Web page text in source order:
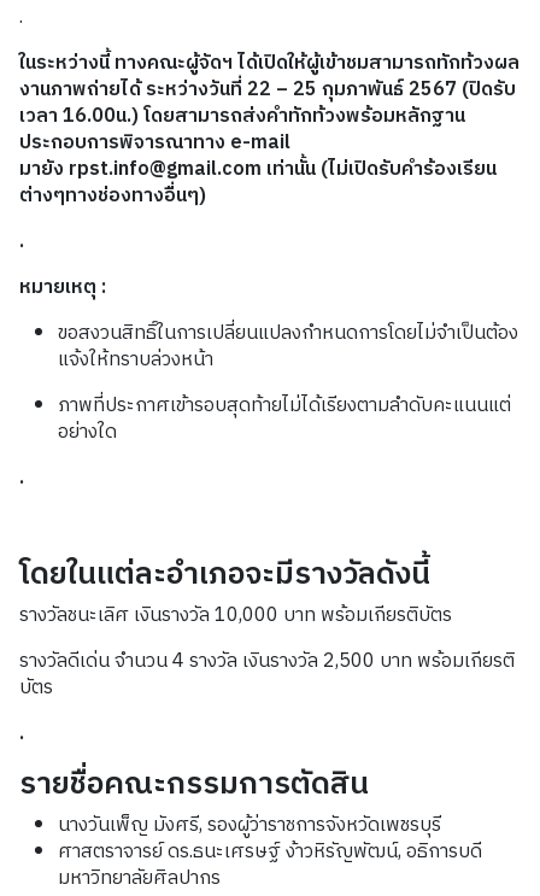
.
ในระหว่างนี้ ทางคณะผู้จัดฯ ได้เปิดให้ผู้เข้าชมสามารถทักท้วงผล
งานภาพถ่ายได้ ระหว่างวันที่ 22 – 25 กุมภาพันธ์ 2567 (ปิดรับ
เวลา 16.00น.) โดยสามารถส่งคำทักท้วงพร้อมหลักฐาน
ประกอบการพิจารณาทาง e-mail
มายัง rpst.info@gmail.com เท่านั้น (ไม่เปิดรับคำร้องเรียน
ต่างๆทางช่องทางอื่นๆ)
.
หมายเหตุ :
ขอสงวนสิทธิ์ในการเปลี่ยนแปลงกำหนดการโดยไม่จำเป็นต้อง
แจ้งให้ทราบล่วงหน้า
ภาพที่ประกาศเข้ารอบสุดท้ายไม่ได้เรียงตามลำดับคะแนนแต่
อย่างใด
.
โดยในแต่ละอำเภอจะมีรางวัลดังนี้
รางวัลชนะเลิศ เงินรางวัล 10,000 บาท พร้อมเกียรติบัตร
รางวัลดีเด่น จำนวน 4 รางวัล เงินรางวัล 2,500 บาท พร้อมเกียรติ
บัตร
.
รายชื่อคณะกรรมการตัดสิน
นางวันเพ็ญ มังศรี, รองผู้ว่าราชการจังหวัดเพชรบุรี
ศาสตราจารย์ ดร.ธนะเศรษฐ์ ง้าวหิรัญพัฒน์, อธิการบดี
มหาวิทยาลัยศิลปากร